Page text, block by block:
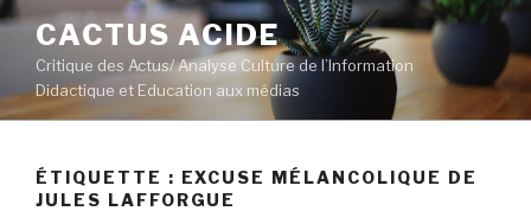
Aller
contenu
principal
CACTUS ACIDE
Critique des Actus/ Analyse Culture de l’Information
Didactique et Education aux médias
ÉTIQUETTE : EXCUSE MÉLANCOLIQUE DE
JULES LAFFORGUE